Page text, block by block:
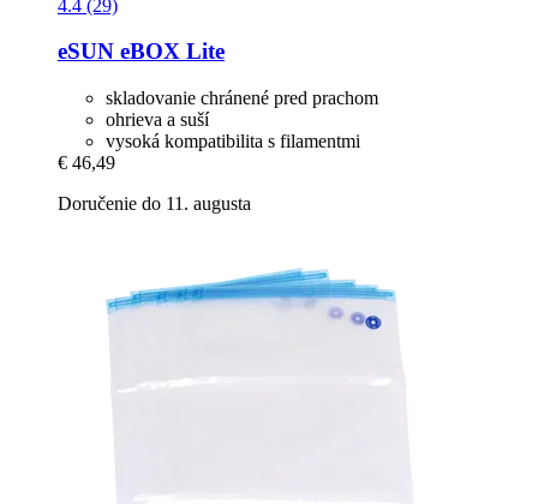
4.4 (29)
eSUN eBOX Lite
skladovanie chránené pred prachom
ohrieva a suší
vysoká kompatibilita s filamentmi
€ 46,49
Doručenie do 11. augusta